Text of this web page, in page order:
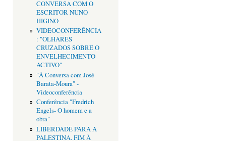
CONVERSA COM O
ESCRITOR NUNO
HIGINO
VIDEOCONFERÊNCIA
: "OLHARES
CRUZADOS SOBRE O
ENVELHECIMENTO
ACTIVO"
"À Conversa com José
Barata-Moura" -
Videoconferência
Conferência "Fredrich
Engels- O homem e a
obra"
LIBERDADE PARA A
PALESTINA. FIM À